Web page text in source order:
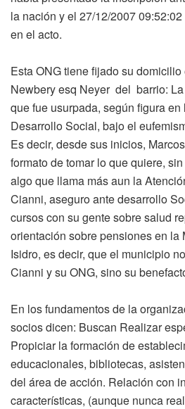
la nación y el 27/12/2007
en el acto.
Esta ONG tiene fijado su
Newbery esq Neyer del barrio:
que fue usurpada, según figura
Desarrollo Social, bajo el
Es decir, desde sus inicios,
formato de tomar lo que quiere,
algo que llama más aun la
Cianni, aseguro ante desarrollo
cursos con su gente sobre salud
orientación sobre pensiones en la
Isidro, es decir, que el municipio
Cianni y su ONG, sino su
En los fundamentos de la
socios dicen: Buscan Realizar
Propiciar la formación de
educacionales, bibliotecas,
del área de acción. Relación con
características, (aunque nunca